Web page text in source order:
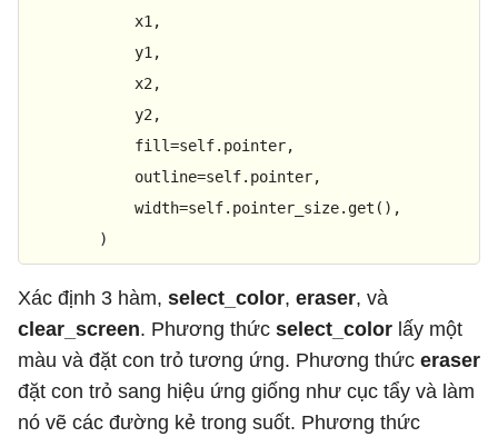
            x1,
            y1,
            x2,
            y2,
            fill=self.pointer,
            outline=self.pointer,
            width=self.pointer_size.get(),
        )
Xác định 3 hàm, select_color, eraser, và
clear_screen. Phương thức select_color lấy một
màu và đặt con trỏ tương ứng. Phương thức eraser
đặt con trỏ sang hiệu ứng giống như cục tẩy và làm
nó vẽ các đường kẻ trong suốt. Phương thức